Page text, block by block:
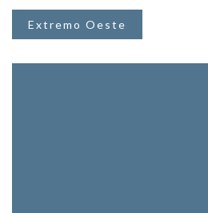
Extremo Oeste